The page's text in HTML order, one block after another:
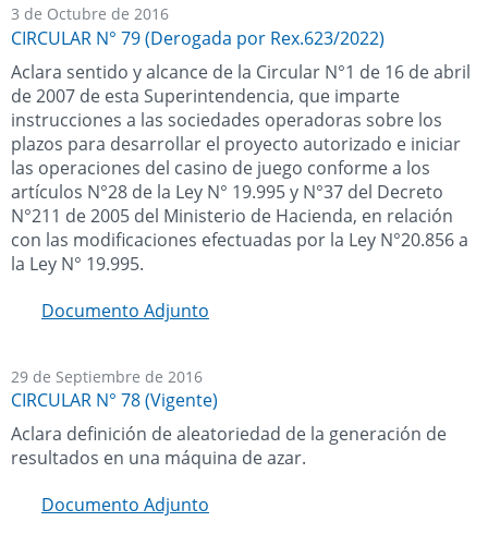
3 de Octubre de 2016
CIRCULAR N° 79 (Derogada por Rex.623/2022)
Aclara sentido y alcance de la Circular N°1 de 16 de abril
de 2007 de esta Superintendencia, que imparte
instrucciones a las sociedades operadoras sobre los
plazos para desarrollar el proyecto autorizado e iniciar
las operaciones del casino de juego conforme a los
artículos N°28 de la Ley N° 19.995 y N°37 del Decreto
N°211 de 2005 del Ministerio de Hacienda, en relación
con las modificaciones efectuadas por la Ley N°20.856 a
la Ley N° 19.995.
Documento Adjunto
29 de Septiembre de 2016
CIRCULAR N° 78 (Vigente)
Aclara definición de aleatoriedad de la generación de
resultados en una máquina de azar.
Documento Adjunto